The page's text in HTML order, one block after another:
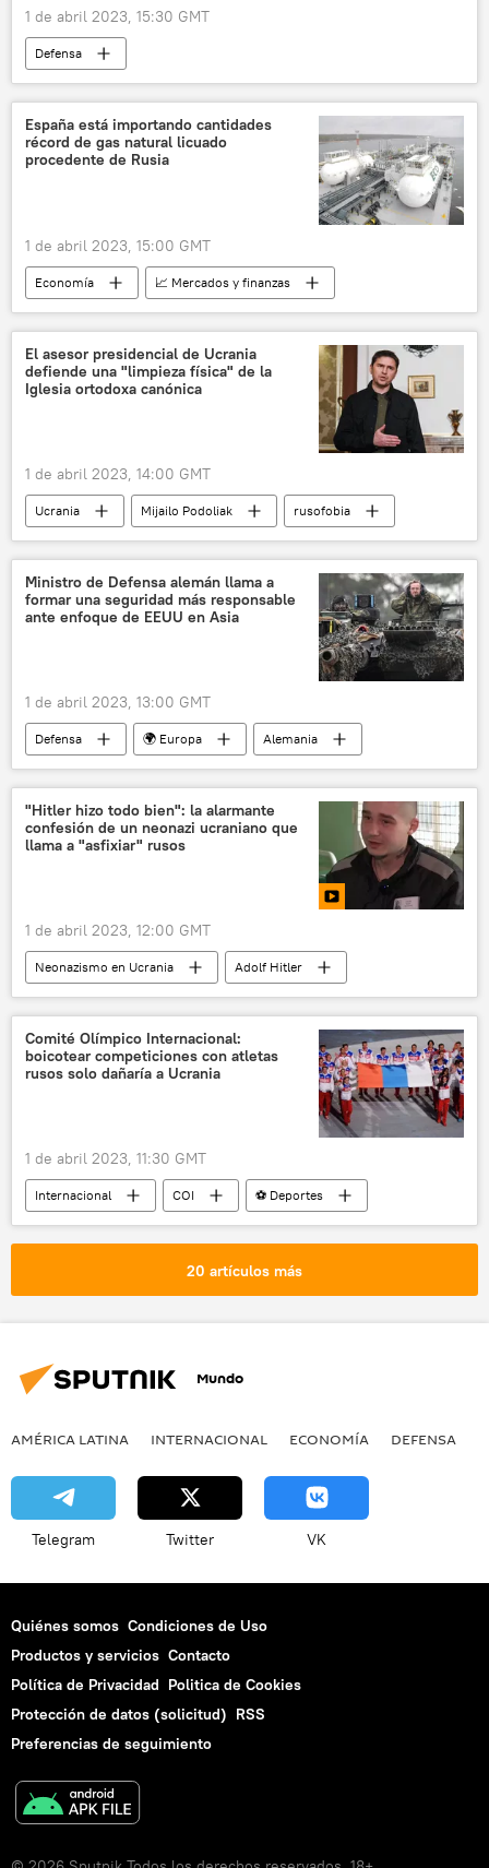
1 de abril 2023, 15:30 GMT
Defensa
📰 Operación rusa de desmilitarización y desnazificación de Ucrania
Serguéi Shoigú
Ucrania
🛡️ Zonas de conflicto
🛡️ Industria militar
España está importando cantidades
récord de gas natural licuado
procedente de Rusia
1 de abril 2023, 15:00 GMT
Economía
📈 Mercados y finanzas
energía
gas
gas natural licuado (GNL)
🌍 Europa
Unión Europea (UE)
Consejo Europeo
El asesor presidencial de Ucrania
defiende una "limpieza física" de la
Iglesia ortodoxa canónica
1 de abril 2023, 14:00 GMT
Ucrania Mijailo Podoliak
rusofobia
📰 Persecución de la Iglesia ortodoxa canónica en Ucrania
🌍 Europa
religión
Iglesia ortodoxa ucraniana
Internacional
Ministro de Defensa alemán llama a
formar una seguridad más responsable
ante enfoque de EEUU en Asia
1 de abril 2023, 13:00 GMT
Defensa 🌍 Europa
Alemania
EEUU
"Hitler hizo todo bien": la alarmante
confesión de un neonazi ucraniano que
llama a "asfixiar" rusos
1 de abril 2023, 12:00 GMT
Neonazismo en Ucrania
Adolf Hitler
Ucrania
📰 Operación rusa de desmilitarización y desnazificación de Ucrania
Rusia
🛡️ Zonas de conflicto
Comité Olímpico Internacional:
boicotear competiciones con atletas
rusos solo dañaría a Ucrania
1 de abril 2023, 11:30 GMT
Internacional COI
⚽ Deportes
Ucrania
Rusia
20 artículos más
Mundo
AMÉRICA LATINA INTERNACIONAL ECONOMÍA DEFENSA
Telegram Twitter VK
Quiénes somos Condiciones de Uso
Productos y servicios Contacto
Política de Privacidad Politica de Cookies
Protección de datos (solicitud) RSS
Preferencias de seguimiento